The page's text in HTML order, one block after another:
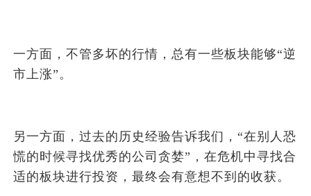
一方面，不管多坏的行情，总有一些板块能够“逆
市上涨”。
另一方面，过去的历史经验告诉我们，“在别人恐
慌的时候寻找优秀的公司贪婪”，在危机中寻找合
适的板块进行投资，最终会有意想不到的收获。